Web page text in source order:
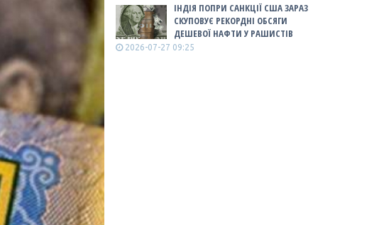
ІНДІЯ ПОПРИ САНКЦІЇ США ЗАРАЗ
СКУПОВУЄ РЕКОРДНІ ОБСЯГИ
ДЕШЕВОЇ НАФТИ У РАШИСТІВ
2026-07-27 09:25